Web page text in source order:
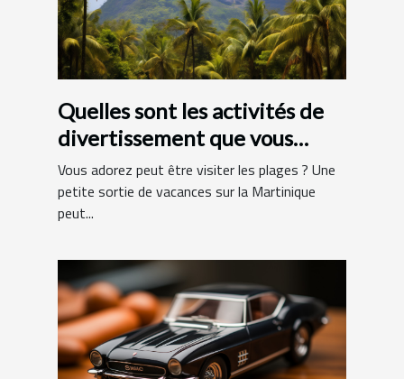
Quelles sont les activités de
divertissement que vous
pouvez faire en Martinique ?
Vous adorez peut être visiter les plages ? Une
petite sortie de vacances sur la Martinique
peut...